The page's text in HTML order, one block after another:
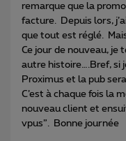
remarque que la
facture. Depuis lors,
que tout est réglé.
Ce jour de nouveau, je
autre histoire….Bref, si
Proximus et la pub
C’est à chaque fois la
nouveau client et
vpus”. Bonne journée